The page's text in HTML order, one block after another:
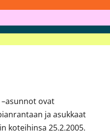
–asunnot ovat
ja asukkaat
koteihinsa 25.2.2005.